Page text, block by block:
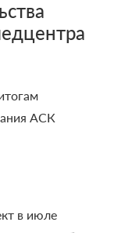
АСК
в июле